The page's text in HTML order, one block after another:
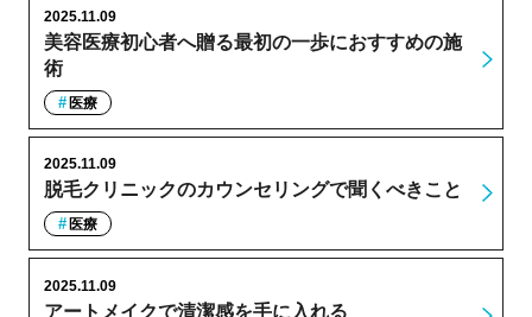
美容医療初心者へ贈る最初の一歩におすすめの施
術
2025.11.09
医療
脱毛クリニックのカウンセリングで聞くべきこと
2025.11.09
医療
アートメイクで清潔感を手に入れる
2025.11.09